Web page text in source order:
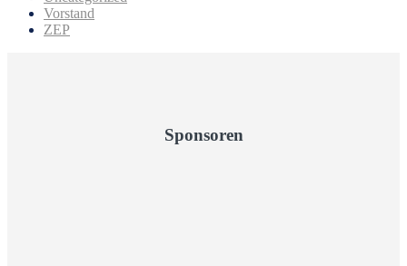
Vorstand
ZEP
Sponsoren